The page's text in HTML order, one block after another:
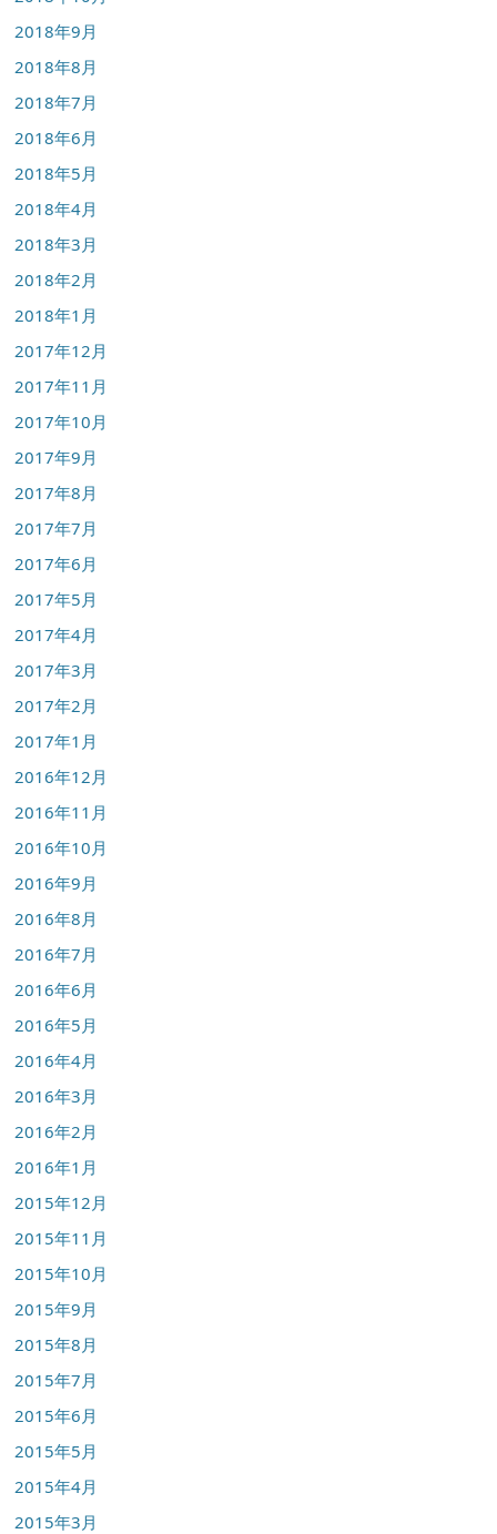
2018年9月
2018年8月
2018年7月
2018年6月
2018年5月
2018年4月
2018年3月
2018年2月
2018年1月
2017年12月
2017年11月
2017年10月
2017年9月
2017年8月
2017年7月
2017年6月
2017年5月
2017年4月
2017年3月
2017年2月
2017年1月
2016年12月
2016年11月
2016年10月
2016年9月
2016年8月
2016年7月
2016年6月
2016年5月
2016年4月
2016年3月
2016年2月
2016年1月
2015年12月
2015年11月
2015年10月
2015年9月
2015年8月
2015年7月
2015年6月
2015年5月
2015年4月
2015年3月